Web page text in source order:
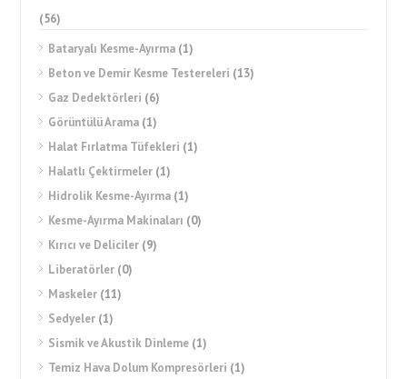
(56)
Bataryalı Kesme-Ayırma (1)
Beton ve Demir Kesme Testereleri (13)
Gaz Dedektörleri (6)
Görüntülü Arama (1)
Halat Fırlatma Tüfekleri (1)
Halatlı Çektirmeler (1)
Hidrolik Kesme-Ayırma (1)
Kesme-Ayırma Makinaları (0)
Kırıcı ve Deliciler (9)
Liberatörler (0)
Maskeler (11)
Sedyeler (1)
Sismik ve Akustik Dinleme (1)
Temiz Hava Dolum Kompresörleri (1)